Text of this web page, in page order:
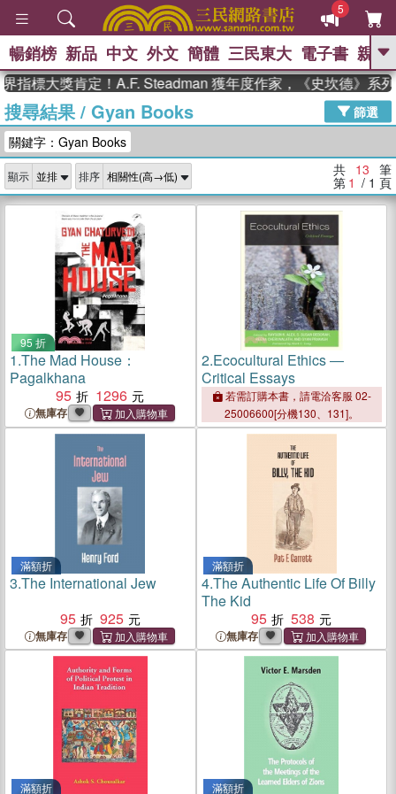
5
GO
熱搜： 高希均教授回憶錄
、 The Odyssey 、 父親節 、 如果歷
獎 臺灣漫遊錄 、 方念華 、 台灣的李
登輝時代
數學女孩：黎曼猜想 、
偉大的迷走神經
暢銷榜 新品 中文 外文 簡體 三民東大 電子書 親子
標大獎肯定！A.F. Steadman 獲年度作家，《史坎德》系列
搜尋結果/ Gyan Books
篩選
關鍵字：Gyan Books
顯示 排序 共 13 筆
第 1 / 1 頁
95 折
1.The Mad House：
Pagalkhana
95
1296
無庫存
2.Ecocultural Ethics ―
Critical Essays
若需訂購本書，請電洽客服 02-
25006600[分機130、131]。
滿額折
3.The International Jew
95
925
無庫存
滿額折
4.The Authentic Life Of Billy
The Kid
95
538
無庫存
滿額折 滿額折